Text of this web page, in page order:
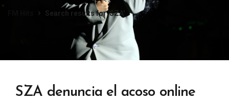
Search results for 'SZA'
SZA denuncia el acoso online